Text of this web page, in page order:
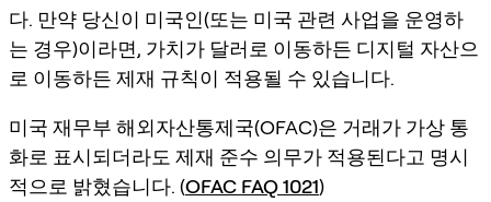
다. 만약 당신이 미국인(또는 미국 관련 사업을 운영하
는 경우)이라면, 가치가 달러로 이동하든 디지털 자산으
로 이동하든 제재 규칙이 적용될 수 있습니다.
미국 재무부 해외자산통제국(OFAC)은 거래가 가상 통
화로 표시되더라도 제재 준수 의무가 적용된다고 명시
적으로 밝혔습니다. (OFAC FAQ 1021)